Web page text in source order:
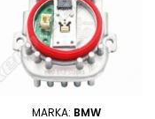
MARKA: BMW